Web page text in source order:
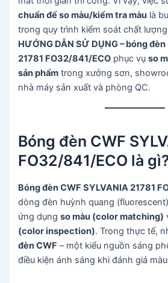
chuẩn để so màu/kiểm tra màu là
trong quy trình kiểm soát chất
HƯỚNG DẪN SỬ DỤNG – bóng
21781 FO32/841/ECO phục vụso
sản phẩm trong xưởng sơn,
nhà máy sản xuất và phòng QC.
Bóng đèn CWF
FO32/841/ECO là
Bóng đèn CWF SYLVANIA 21781
dòng đèn huỳnh quang
ứng dụngso màu (color matching)
(color inspection). Trong thực tế,
đèn CWF – một kiểu nguồn sáng
điều kiện ánh sáng khi đánh giá